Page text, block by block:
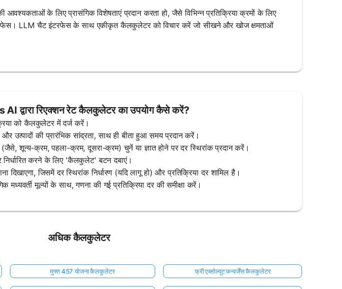
के लिए प्रासंगिक विशेषताएं प्रदान करता हो, जैसे विभिन्न प्रतिक्रिया क्रमों के लिए
LLM चैट इंटरफेस के साथ एकीकृत कैलकुलेटर को विचार करें जो सीखने और खोज क्षमताओं
द्वारा रिएक्शन रेट कैलकुलेटर का उपयोग कैसे करें?
को कैलकुलेटर में दर्ज करें।
उत्पादों की प्रारंभिक सांद्रता, साथ ही बीता हुआ समय प्रदान करें।
शून्य-क्रम, पहला-क्रम, दूसरा-क्रम) चुनें या ज्ञात होने पर दर स्थिरांक प्रदान करें।
करने के लिए 'कैलकुलेट' बटन दबाएं।
जिसमें दर स्थिरांक निर्धारण (यदि लागू हो) और प्रतिक्रिया दर शामिल है।
मध्यवर्ती मूल्यों के साथ, गणना की गई प्रतिक्रिया दर की समीक्षा करें।
अधिक कैलकुलेटर
मुफ्त 457 योजना कैलकुलेटर फ्री एब्सोल्यूट कन्वर्जेंस कैलकुलेटर